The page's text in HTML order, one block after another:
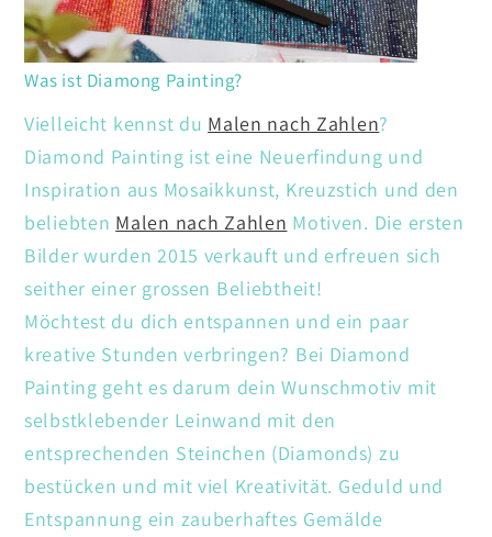
Was ist Diamong Painting?
Vielleicht kennst du Malen nach Zahlen?
Diamond Painting ist eine Neuerfindung und
Inspiration aus Mosaikkunst, Kreuzstich und den
beliebten Malen nach Zahlen Motiven. Die ersten
Bilder wurden 2015 verkauft und erfreuen sich
seither einer grossen Beliebtheit!
Möchtest du dich entspannen und ein paar
kreative Stunden verbringen? Bei Diamond
Painting geht es darum dein Wunschmotiv mit
selbstklebender Leinwand mit den
entsprechenden Steinchen (Diamonds) zu
bestücken und mit viel Kreativität. Geduld und
Entspannung ein zauberhaftes Gemälde